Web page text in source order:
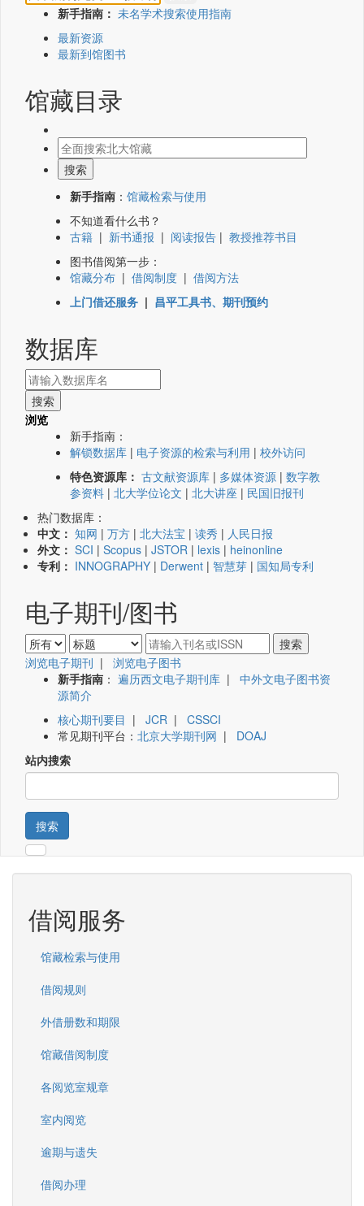
新手指南： 未名学术搜索使用指南
最新资源
最新到馆图书
馆藏目录
新手指南 ： 馆藏检索与使用
不知道看什么书？
古籍 | 新书通报 | 阅读报告 | 教授推荐书目
图书借阅第一步：
馆藏分布 | 借阅制度 | 借阅方法
上门借还服务 | 昌平工具书、期刊预约
数据库
浏览
新手指南：
解锁数据库 | 电子资源的检索与利用 | 校外访问
特色资源库： 古文献资源库 | 多媒体资源 | 数字教
参资料 | 北大学位论文 | 北大讲座 | 民国旧报刊
热门数据库：
中文： 知网 | 万方 | 北大法宝 | 读秀 | 人民日报
外文： SCI | Scopus | JSTOR | lexis | heinonline
专利： INNOGRAPHY | Derwent | 智慧芽 | 国知局专利
电子期刊/图书
浏览电子期刊 | 浏览电子图书
新手指南 ： 遍历西文电子期刊库 | 中外文电子图书资
源简介
核心期刊要目 | JCR | CSSCI
常见期刊平台： 北京大学期刊网 | DOAJ
站内搜索
搜索
借阅服务
馆藏检索与使用
借阅规则
外借册数和期限
馆藏借阅制度
各阅览室规章
室内阅览
逾期与遗失
借阅办理